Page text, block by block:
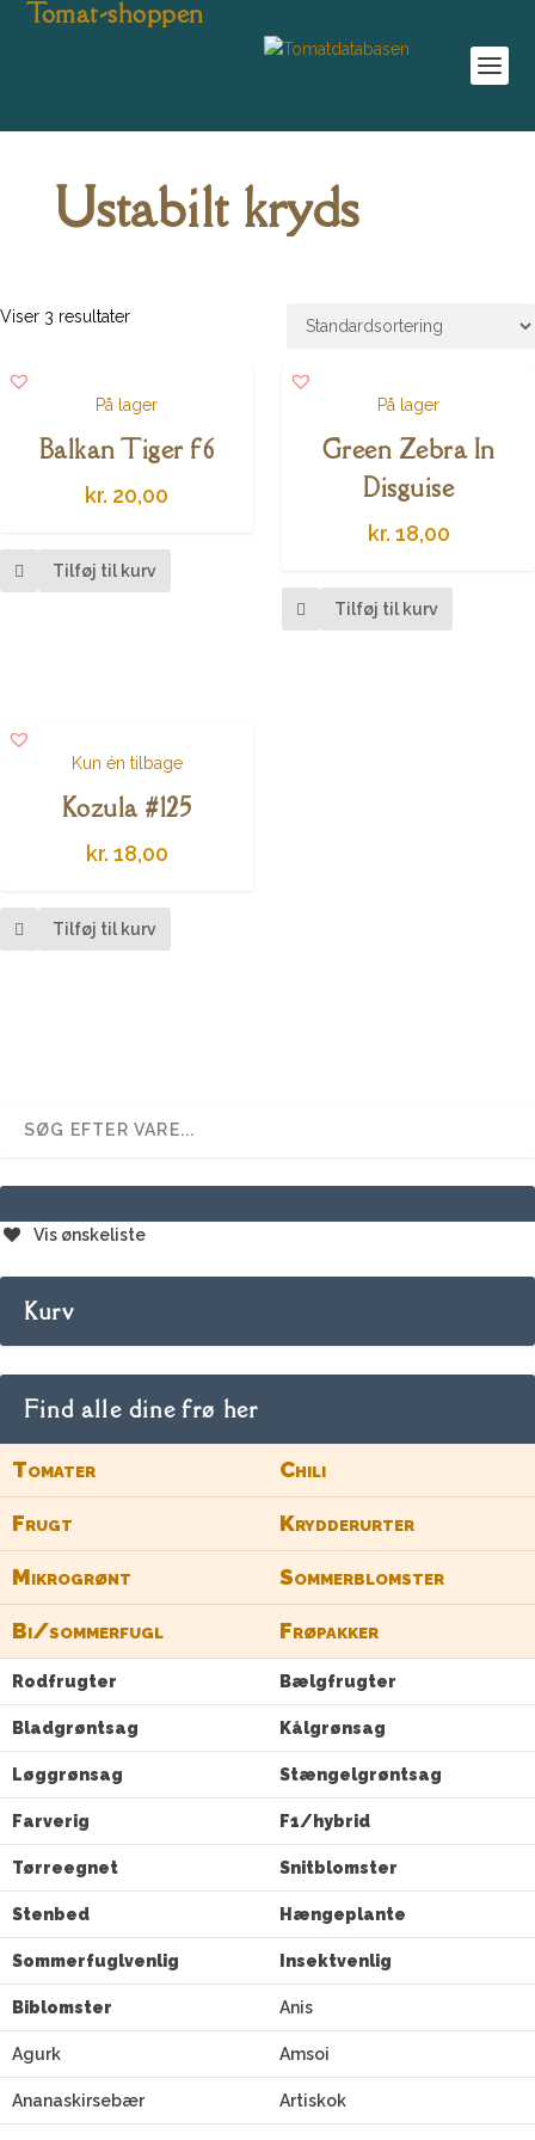
Tomat-shoppen
Ustabilt kryds
Viser 3 resultater
På lager
Balkan Tiger f6
kr. 20,00
Tilføj til kurv
På lager
Green Zebra In
Disguise
kr. 18,00
Tilføj til kurv
Kun én tilbage
Kozula #125
kr. 18,00
Tilføj til kurv
Vis ønskeliste
Kurv
Find alle dine frø her
Tomater Chili
Frugt Krydderurter
Mikrogrønt Sommerblomster
Bi/sommerfugl Frøpakker
Rodfrugter Bælgfrugter
Bladgrøntsag Kålgrønsag
Løggrønsag Stængelgrøntsag
Farverig F1/hybrid
Tørreegnet Snitblomster
Stenbed Hængeplante
Sommerfuglvenlig Insektvenlig
Biblomster Anis
Agurk Amsoi
Ananaskirsebær Artiskok